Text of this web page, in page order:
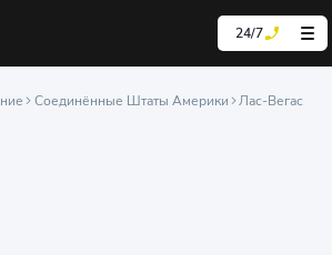
24/7
Соединённые Штаты Америки Лас-Вегас